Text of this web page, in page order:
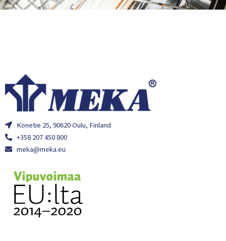
Konetie 25, 90620 Oulu, Finland
+358 207 450 800
meka@meka.eu